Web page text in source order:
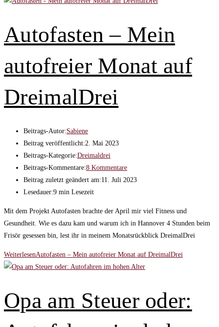
Autofasten – Mein
autofreier Monat auf
DreimalDrei
Beitrags-Autor:Sabiene
Beitrag veröffentlicht:2. Mai 2023
Beitrags-Kategorie:Dreimaldrei
Beitrags-Kommentare:8 Kommentare
Beitrag zuletzt geändert am:11. Juli 2023
Lesedauer:9 min Lesezeit
Mit dem Projekt Autofasten brachte der April mir viel Fitness und
Gesundheit. Wie es dazu kam und warum ich in Hannover 4 Stunden beim
Frisör gesessen bin, lest ihr in meinem Monatsrückblick DreimalDrei
WeiterlesenAutofasten – Mein autofreier Monat auf DreimalDrei
Opa am Steuer oder: